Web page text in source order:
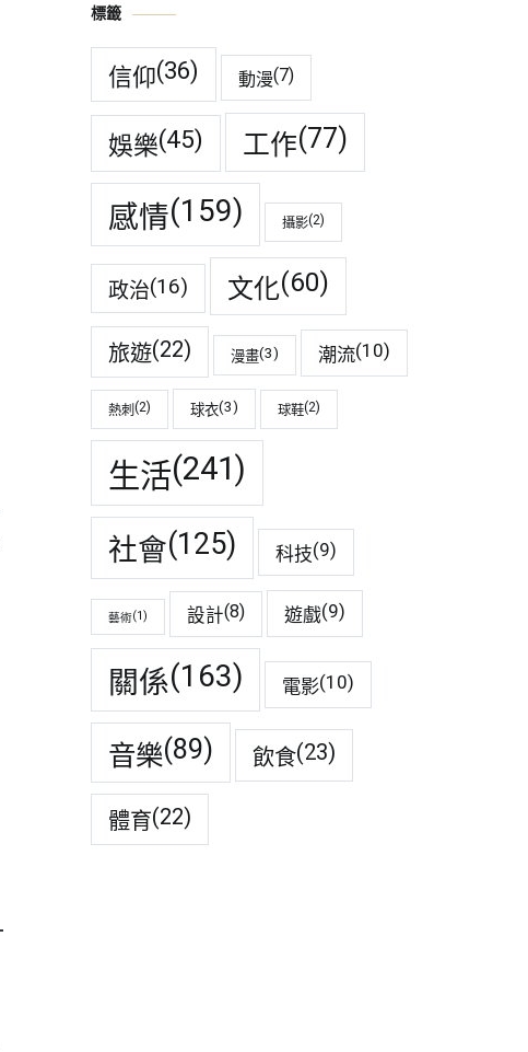
標籤
信仰(36) 動漫(7)
娛樂(45) 工作(77)
感情(159) 攝影(2)
政治(16) 文化(60)
旅遊(22) 漫畫(3) 潮流(10)
熱刺 (2) 球衣(3) 球鞋(2)
生活(241)
社會(125) 科技(9)
藝術(1) 設計(8) 遊戲(9)
關係(163) 電影(10)
音樂(89) 飲食(23)
體育(22)